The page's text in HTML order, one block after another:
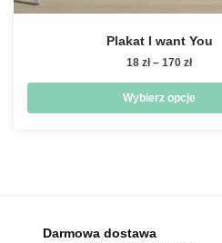
Plakat I want You
18 zł – 170 złZakres
od
18 zł
Wybierz opcje
Darmowa dostawa